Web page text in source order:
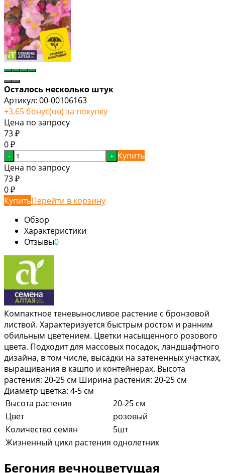
Осталось несколько штук
Артикул: 00-00106163
+3.65 бонус(ов) за покупку
Цена по запросу
73 ₽
0 ₽
- + Купить
Цена по запросу
73 ₽
0 ₽
КупитьПерейти в корзину
Обзор
Характеристики
Отзывы0
Компактное теневыносливое растение с бронзовой
листвой. Характеризуется быстрым ростом и ранним
обильным цветением. Цветки насыщенного розового
цвета. Подходит для массовых посадок, ландшафтного
дизайна, в том числе, высадки на затененных участках,
выращивания в кашпо и контейнерах. Высота
растения: 20-25 см Ширина растения: 20-25 см
Диаметр цветка: 4-5 см
Высота растения
20-25 см
Цвет
розовый
Количество семян
5шт
Жизненный цикл растения однолетник
Бегония вечноцветущая